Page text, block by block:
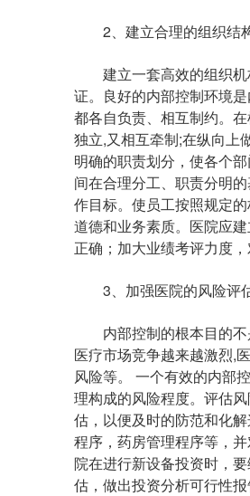
2、建立合理的组织结
建立一套高效的组织机
证。良好的内部控制环境
都各自负责、相互制约。
独立,又相互牵制;在纵向上
明确的职责划分，使各个
间在合理分工、职责分明
作目标。使员工按照规定
道德和业务素质。医院应
正确；加大业绩考评力度，
3、加强医院的风险评
内部控制的根本目的不
医疗市场竞争越来越激烈,
风险等。 一个有效的内部
理构成的风险程度。评估
估，以便及时的防范和化
程序，药房管理程序等，
院在进行新设备投资时，
估，做出投资分析可行性